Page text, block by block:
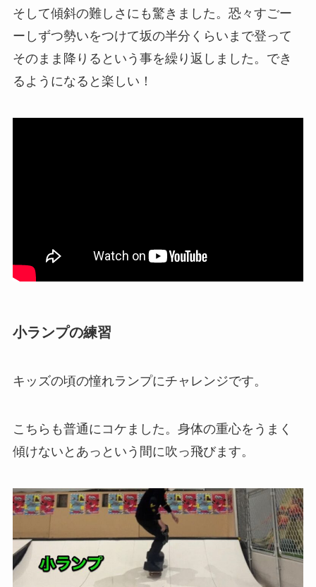
そして傾斜の難しさにも驚きました。恐々すごー
ーしずつ勢いをつけて坂の半分くらいまで登って
そのまま降りるという事を繰り返しました。でき
るようになると楽しい！
小ランプの練習
キッズの頃の憧れランプにチャレンジです。
こちらも普通にコケました。身体の重心をうまく
傾けないとあっという間に吹っ飛びます。